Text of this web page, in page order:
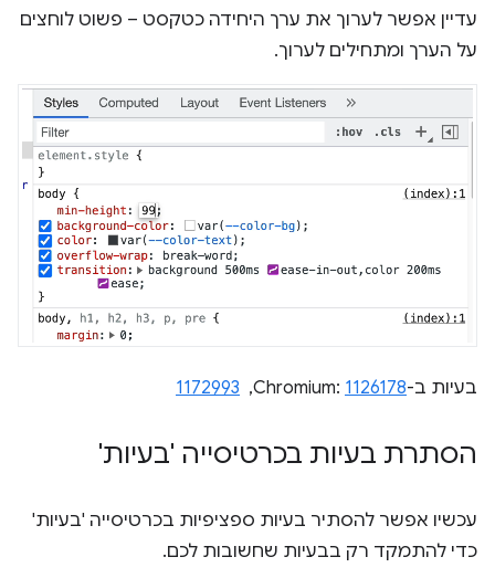
עדיין אפשר לערוך את ערך היחידה כטקסט – פשוט לוחצים
על הערך ומתחילים לערוך.
בעיות ב-Chromium:1126178
, ‏
1172993
הסתרת בעיות בכרטיסייה 'בעיות'
עכשיו אפשר להסתיר בעיות ספציפיות בכרטיסייה 'בעיות'
כדי להתמקד רק בבעיות שחשובות לכם.